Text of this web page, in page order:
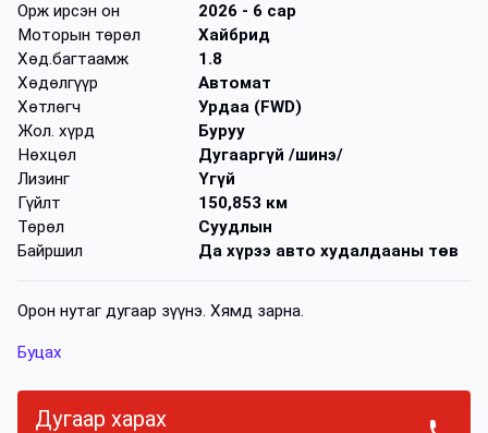
Орж ирсэн он
2026 - 6 сар
Моторын төрөл
Хайбрид
Хөд.багтаамж
1.8
Хөдөлгүүр
Автомат
Хөтлөгч
Урдаа (FWD)
Жол. хүрд
Буруу
Нөхцөл
Дугааргүй /шинэ/
Лизинг
Үгүй
Гүйлт
150,853 км
Төрөл
Суудлын
Байршил
Да хүрээ авто худалдааны төв
Орон нутаг дугаар зүүнэ. Хямд зарна.
Буцах
Дугаар харах